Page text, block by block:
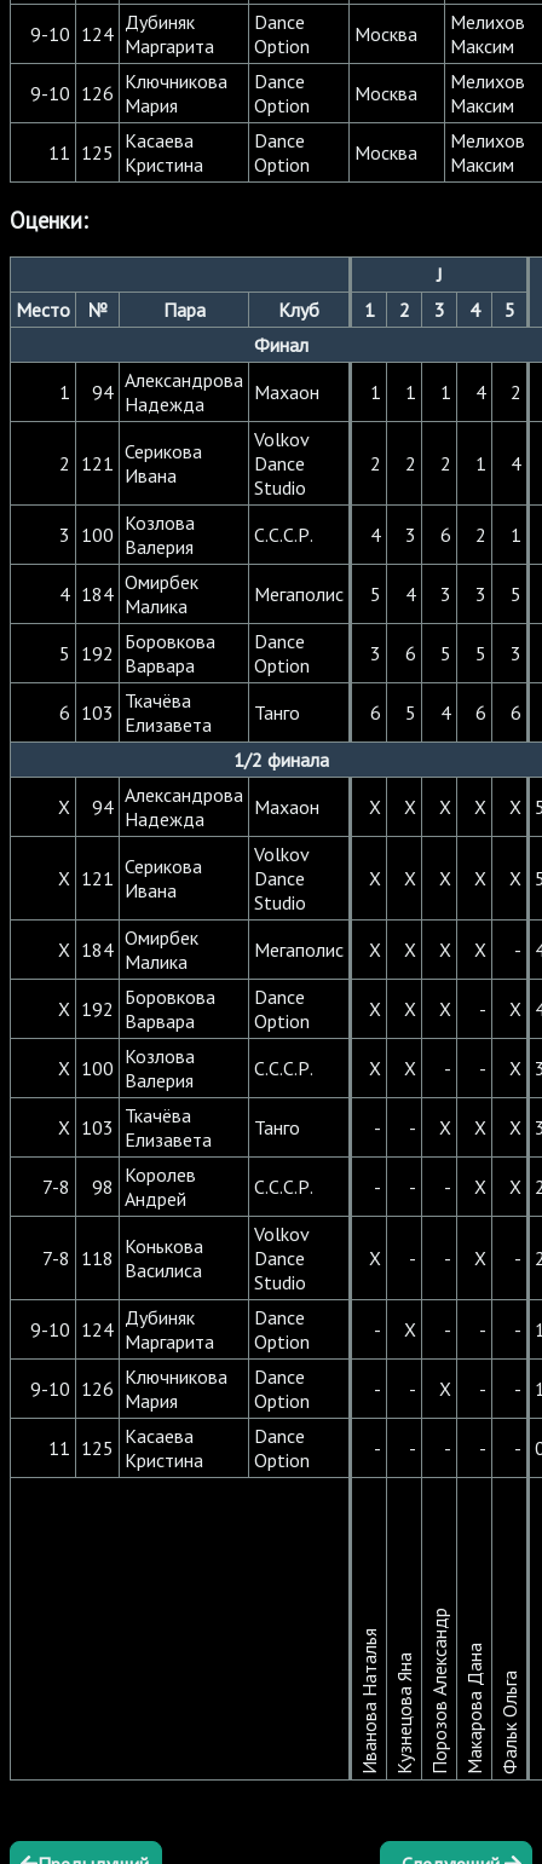
9-10 124 Дубиняк
Маргарита
Dance
Option
Москва
Мелихов
Максим
9-10 126 Ключникова
Мария
Dance
Option
Москва
Мелихов
Максим
11 125 Касаева
Кристина
Dance
Option
Москва
Мелихов
Максим
Оценки:
J
Место
№ Пара Клуб 1 2 3 4
5
Финал
1
94 Александрова
Надежда
Махаон 1 1 1 4 2
2 121 Серикова
Ивана
Volkov
Dance
Studio
2 2 2 1 4
3 100 Козлова
Валерия
С.С.С.Р. 4 3 6 2 1
4 184 Омирбек
Малика
Мегаполис 5 4 3 3 5
5 192 Боровкова
Варвара
Dance
Option
3 6 5 5 3
6 103 Ткачёва
Елизавета
Танго 6 5 4 6
6
1/2 финала
X
94 Александрова
Надежда
Махаон X X X X X
X 121 Серикова
Ивана
Volkov
Dance
Studio
X X X X X
X 184 Омирбек
Малика
Мегаполис X X X X -
X 192 Боровкова
Варвара
Dance
Option
X X X - X
X 100 Козлова
Валерия
С.С.С.Р. X X - - X
X 103 Ткачёва
Елизавета
Танго - - X X X
7-8 98 Королев
Андрей
С.С.С.Р. - - - X X
7-8 118 Конькова
Василиса
Volkov
Dance
Studio
X - - X -
9-10 124 Дубиняк
Маргарита
Dance
Option
- X - - -
9-10 126 Ключникова
Мария
Dance
Option
- - X - -
11 125 Касаева
Кристина
Dance
Option
- - - - -
Иванова НатальяКузнецова ЯнаПорозов АлександрМакарова ДанаФальк Ольга